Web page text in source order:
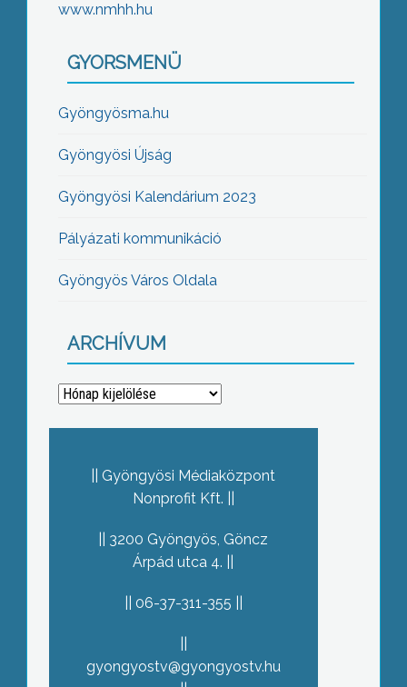
www.nmhh.hu
GYORSMENÜ
Gyöngyösma.hu
Gyöngyösi Újság
Gyöngyösi Kalendárium 2023
Pályázati kommunikáció
Gyöngyös Város Oldala
ARCHÍVUM
Archívum
Gyöngyösi Médiaközpont
Nonprofit Kft.
3200 Gyöngyös, Göncz
Árpád utca 4.
06-37-311-355
gyongyostv@gyongyostv.hu